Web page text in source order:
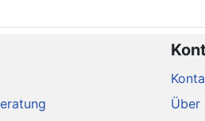
Über